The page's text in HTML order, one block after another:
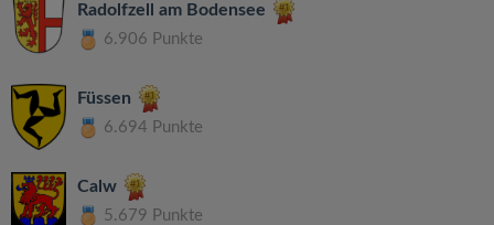
Radolfzell am Bodensee
6.906 Punkte
Füssen
6.694 Punkte
Calw
5.679 Punkte